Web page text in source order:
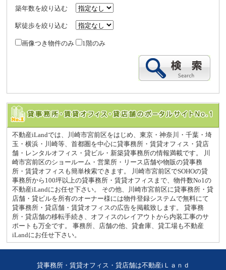
築年数を絞り込む
駅徒歩を絞り込む
画像つき物件のみ 1階のみ
不動産iLandでは、川崎市宮前区をはじめ、東京・神奈川・千葉・埼
玉・横浜・川崎等、首都圏を中心に貸事務所・賃貸オフィス・貸店
舗・レンタルオフィス・貸ビル・新築貸事務所の情報満載です。 川
崎市宮前区のショールーム・営業所・リース店舗や物販の貸事務
所・賃貸オフィスも簡単検索できます。 川崎市宮前区でSOHOの貸
事務所から100坪以上の貸事務所・賃貸オフィスまで、物件数No1の
不動産iLandにお任せ下さい。 その他、川崎市宮前区に貸事務所・貸
店舗・貸ビルを所有のオーナー様には物件登録システムで無料にて
貸事務所・貸店舗・賃貸オフィスの広告を掲載致します。 貸事務
所・貸店舗の移転手続き、オフィスのレイアウトから内装工事のサ
ポートも万全です。 事務所、店舗の他、貸倉庫、貸工場も不動産
iLandにお任せ下さい。
貸事務所・賃貸オフィス・貸店舗は不動産iＬａｎｄ